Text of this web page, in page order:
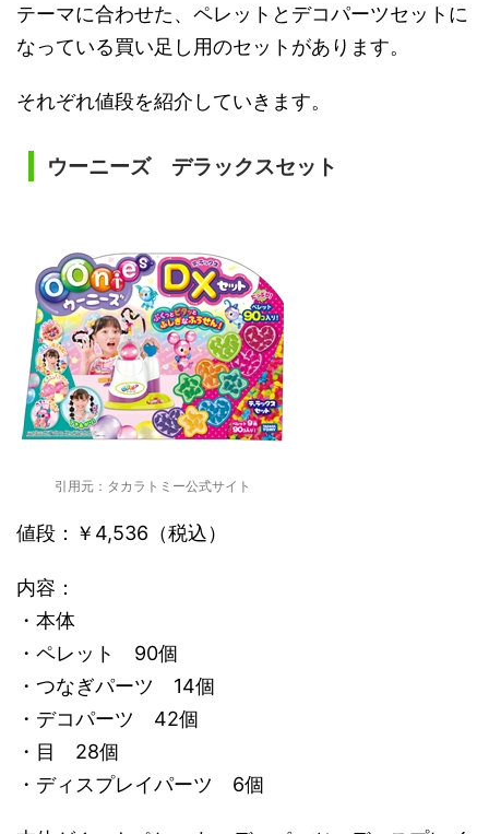
テーマに合わせた、ペレットとデコパーツセットに
なっている買い足し用のセットがあります。
それぞれ値段を紹介していきます。
ウーニーズ デラックスセット
引用元：タカラトミー公式サイト
値段：￥4,536（税込）
内容：
・本体
・ペレット 90個
・つなぎパーツ 14個
・デコパーツ 42個
・目 28個
・ディスプレイパーツ 6個